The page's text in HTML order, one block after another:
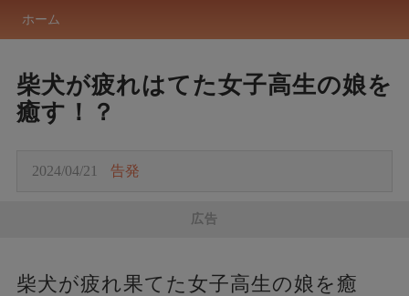
ホーム
柴犬が疲れはてた女子高生の娘を
癒す！？
2024/04/21 告発
広告
柴犬が疲れ果てた女子高生の娘を癒